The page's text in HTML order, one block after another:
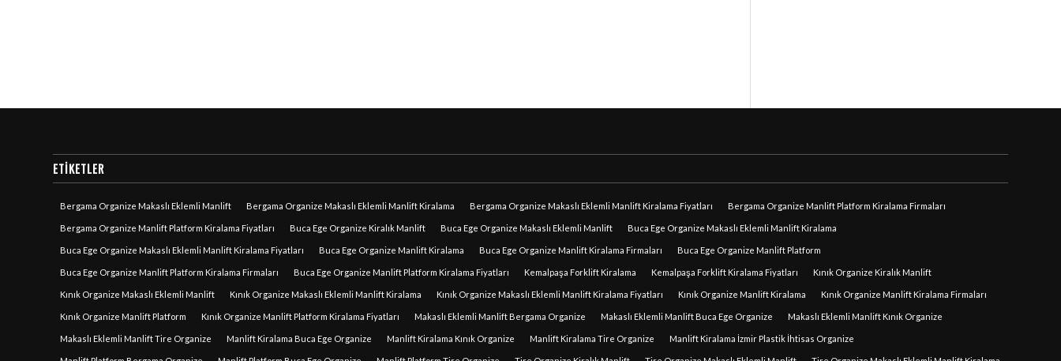
ETIKETLER
Bergama Organize Makaslı Eklemli Manlift Bergama Organize Makaslı Eklemli Manlift Kiralama Bergama Organize Makaslı Eklemli Manlift Kiralama Fiyatları Bergama Organize Manlift Platform Kiralama Firmaları
Bergama Organize Manlift Platform Kiralama Fiyatları Buca Ege Organize Kiralık Manlift Buca Ege Organize Makaslı Eklemli Manlift Buca Ege Organize Makaslı Eklemli Manlift Kiralama
Buca Ege Organize Makaslı Eklemli Manlift Kiralama Fiyatları Buca Ege Organize Manlift Kiralama Buca Ege Organize Manlift Kiralama Firmaları Buca Ege Organize Manlift Platform
Buca Ege Organize Manlift Platform Kiralama Firmaları Buca Ege Organize Manlift Platform Kiralama Fiyatları Kemalpaşa Forklift Kiralama Kemalpaşa Forklift Kiralama Fiyatları Kınık Organize Kiralık Manlift
Kınık Organize Makaslı Eklemli Manlift Kınık Organize Makaslı Eklemli Manlift Kiralama Kınık Organize Makaslı Eklemli Manlift Kiralama Fiyatları Kınık Organize Manlift Kiralama Kınık Organize Manlift Kiralama Firmaları
Kınık Organize Manlift Platform Kınık Organize Manlift Platform Kiralama Fiyatları Makaslı Eklemli Manlift Bergama Organize Makaslı Eklemli Manlift Buca Ege Organize Makaslı Eklemli Manlift Kınık Organize
Makaslı Eklemli Manlift Tire Organize Manlift Kiralama Buca Ege Organize Manlift Kiralama Kınık Organize Manlift Kiralama Tire Organize Manlift Kiralama İzmir Plastik İhtisas Organize